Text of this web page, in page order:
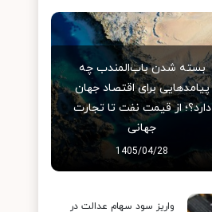
بسته شدن باب‌المندب چه
پیامدهایی برای اقتصاد جهان
دارد؟؛ از قیمت نفت تا تجارت
جهانی
1405/04/28
واریز سود سهام عدالت در